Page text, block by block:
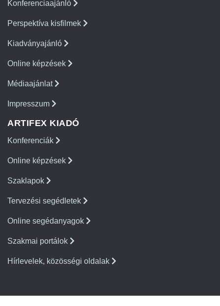
Konferenciaajánló
Perspektíva kisfilmek
Kiadványajánló
Online képzések
Médiaajánlat
Impresszum
ARTIFEX KIADÓ
Konferenciák
Online képzések
Szaklapok
Tervezési segédletek
Online segédanyagok
Szakmai portálok
Hírlevelek, közösségi oldalak